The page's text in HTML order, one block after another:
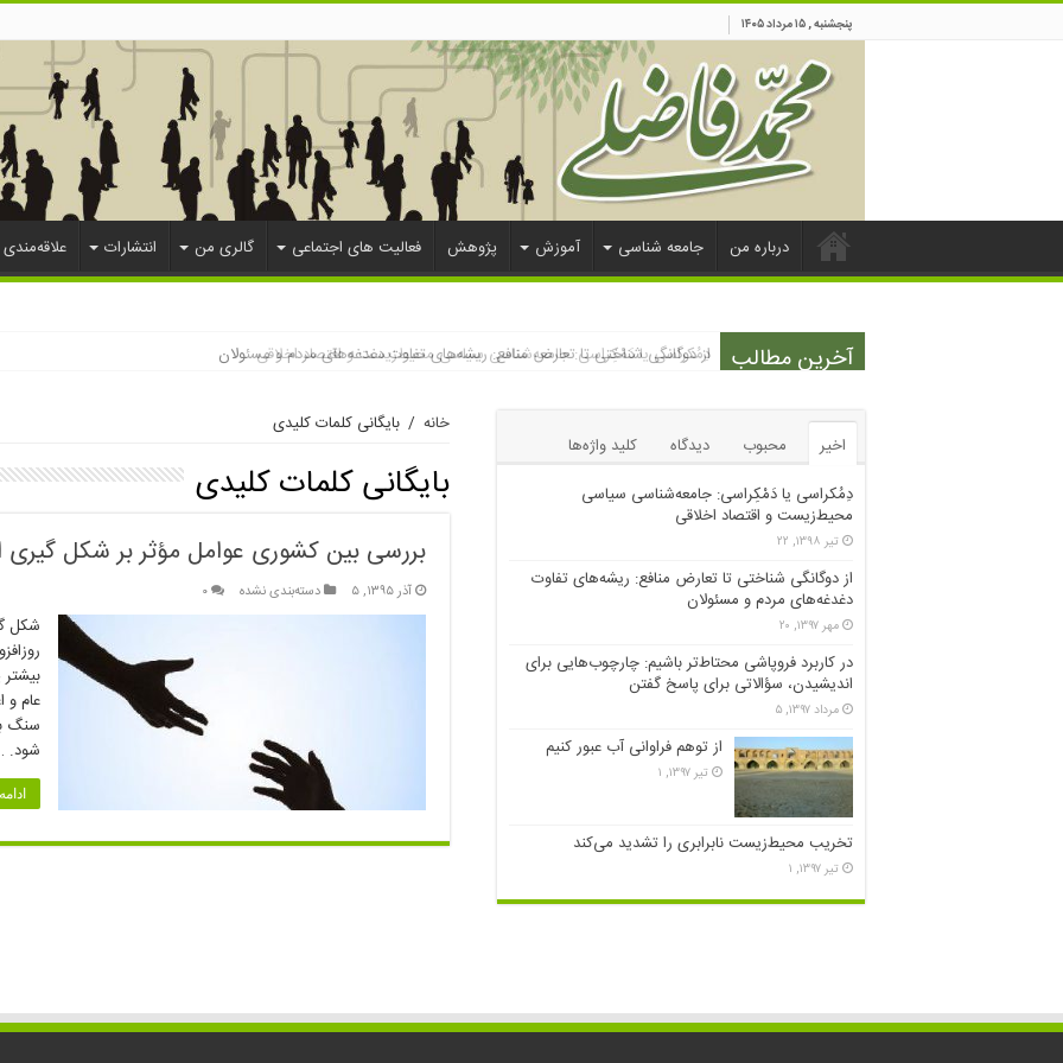
پنجشنبه , ۱۵ مرداد ۱۴۰۵
درباره من جامعه شناسی آموزش پژوهش فعالیت های اجتماعی گالری من انتشارات
آخرین مطالب دِمُکراسی یا دَمْکِراسی: جامعه‌شناسی سیاسی محیط‌زیست و اقتصاد اخلاقی
از دوگانگی شناختی تا تعارض منافع: ریشه‌های تفاوت دغدغه‌های مردم و مسئولان
خانه / بایگانی کلمات کلیدی
بایگانی کلمات کلیدی
بررسی بین کشوری عوامل مؤثر بر شکل گیری
آذر ۱۳۹۵, ۵ دسته‌بندی نشده ۰
شکل
عام و
سنگ
شود.
اخیر محبوب دیدگاه
کلید واژه‌ها
دِمُکراسی یا دَمْکِراسی: جامعه‌شناسی سیاسی
محیط‌زیست و اقتصاد اخلاقی
تیر ۱۳۹۸, ۲۲
از دوگانگی شناختی تا تعارض منافع: ریشه‌های تفاوت
دغدغه‌های مردم و مسئولان
مهر ۱۳۹۷, ۲۰
در کاربرد فروپاشی محتاط‌تر باشیم: چارچوب‌هایی برای
اندیشیدن، سؤالاتی برای پاسخ گفتن
مرداد ۱۳۹۷, ۵
از توهم فراوانی آب عبور کنیم
تیر ۱۳۹۷, ۱
تخریب محیط‌زیست نابرابری را تشدید می‌کند
تیر ۱۳۹۷, ۱